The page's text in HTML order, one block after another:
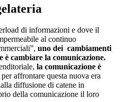
di informazioni e dove il
al continuo
uno dei cambiamenti
è cambiare la comunicazione.
la comunicazione è
per affrontare questa nuova era
diffusione di catene in
della comunicazione il loro